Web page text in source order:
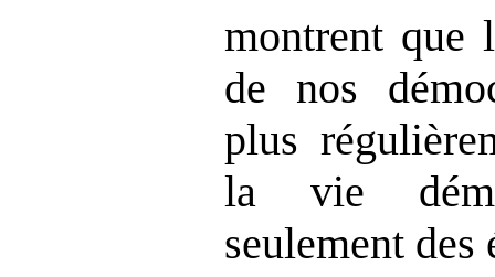
montrent que
de nos
plus
la vie
seulement des